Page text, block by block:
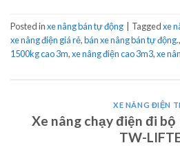
Posted inxe nâng bán tự động Taggedxe
xe nâng điện giá rẻ,bán xe nâng bán tự động.,
1500kg cao 3m,xe nâng điện cao 3m3,xe
XE NÂNG ĐIỆN
Xe nâng chạy điện đi
TW-